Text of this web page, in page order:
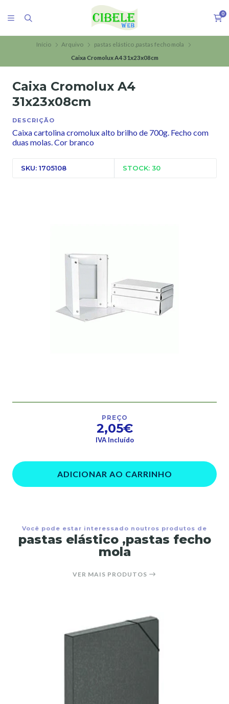
0
Início Arquivo
pastas elástico ,pastas fecho mola
Caixa Cromolux A4 31x23x08cm
Caixa Cromolux A4
31x23x08cm
DESCRIÇÃO
Caixa cartolina cromolux alto brilho de 700g. Fecho com
duas molas. Cor branco
SKU: 1705108 STOCK: 30
PREÇO
2,05€
IVA Incluído
ADICIONAR AO CARRINHO
Você pode estar interessado noutros produtos de
pastas elástico ,pastas fecho
mola
VER MAIS PRODUTOS